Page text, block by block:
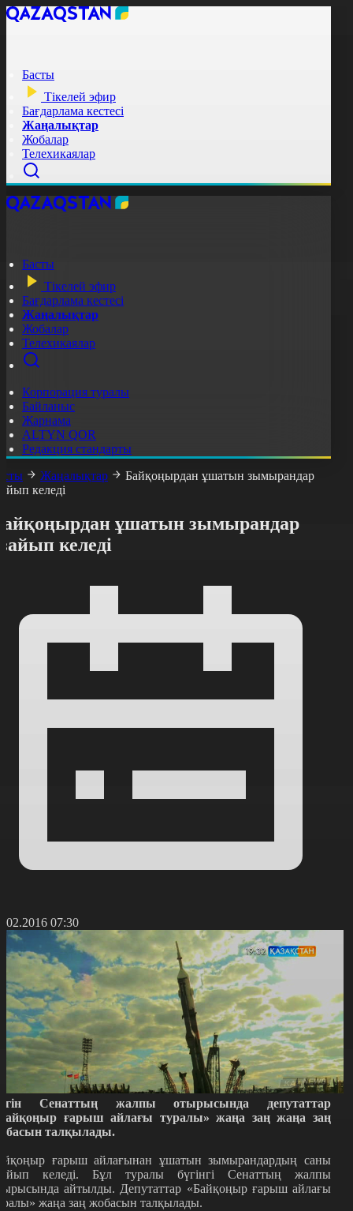
Басты
Тікелей эфир
Бағдарлама кестесі
Жаңалықтар
Жобалар
Телехикаялар
Басты
Тікелей эфир
Бағдарлама кестесі
Жаңалықтар
Жобалар
Телехикаялар
Корпорация туралы
Байланыс
Жарнама
ALTYN QOR
Редакция стандарты
Жаңалықтар
Байқоңырдан ұшатын зымырандар
келеді
ұшатын зымырандар
келеді
07:30
Сенаттың жалпы отырысында депутаттар
ғарыш айлағы туралы» жаңа заң жаңа заң
талқылады.
ғарыш айлағынан ұшатын зымырандардың саны
келеді. Бұл туралы бүгінгі Сенаттың жалпы
айтылды. Депутаттар «Байқоңыр ғарыш айлағы
жаңа заң жобасын талқылады.